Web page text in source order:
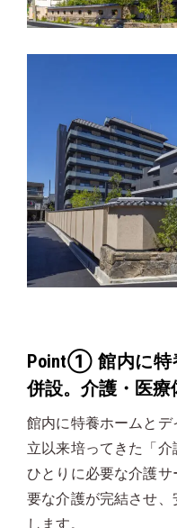
Point① 館内に特
併設。介護・医療
館内に特養ホームとデ
立以来培ってきた「
ひとりに必要な介護
要な介護が完結させ、
します。